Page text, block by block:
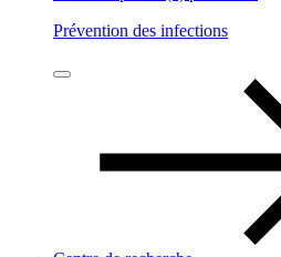
Prévention des infections